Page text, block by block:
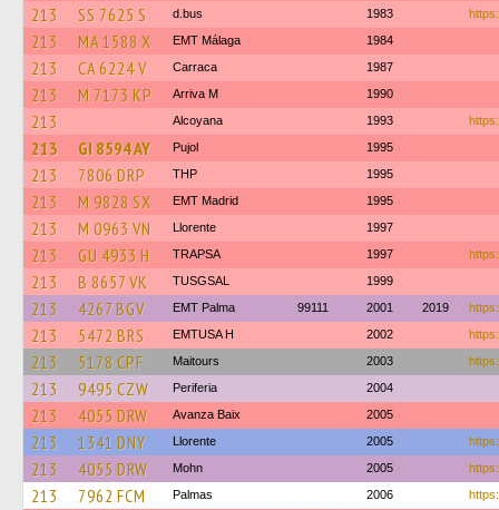
213 SS 7625 S d.bus 1983
213 MA 1588 X EMT Málaga 1984
213 CA 6224 V Carraca 1987
213 M 7173 KP Arriva M 1990
213 Alcoyana 1993
213 GI 8594 AY Pujol 1995
213 7806 DRP THP 1995
213 M 9828 SX EMT Madrid 1995
213 M 0963 VN Llorente 1997
213 GU 4933 H TRAPSA 1997
213 B 8657 VK TUSGSAL 1999
213 4267 BGV EMT Palma 99111 2001 2019
213 5472 BRS EMTUSA H 2002
213 5178 CPF Maitours 2003
213 9495 CZW Periferia 2004
213 4055 DRW Avanza Baix 2005
213 1341 DNY Llorente 2005
213 4055 DRW Mohn 2005
213 7962 FCM Palmas 2006